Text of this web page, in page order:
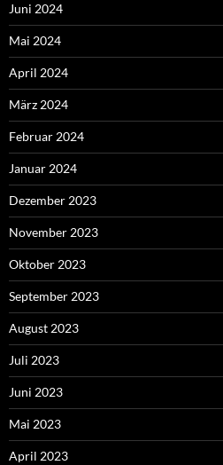
Juni 2024
Mai 2024
April 2024
März 2024
Februar 2024
Januar 2024
Dezember 2023
November 2023
Oktober 2023
September 2023
August 2023
Juli 2023
Juni 2023
Mai 2023
April 2023